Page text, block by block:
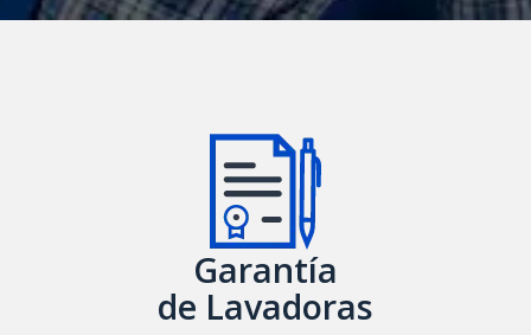
Garantía
de Lavadoras